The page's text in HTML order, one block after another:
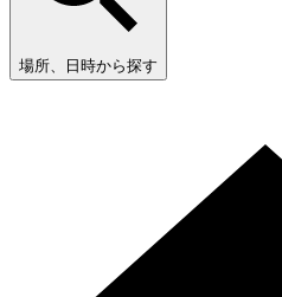
場所、日時から探す